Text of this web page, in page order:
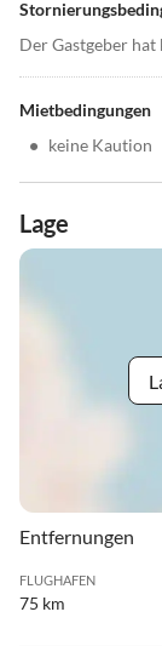
Der Gastgeber hat
Mietbedingungen
• keine Kaution
Lage
Entfernungen
FLUGHAFEN
75 km